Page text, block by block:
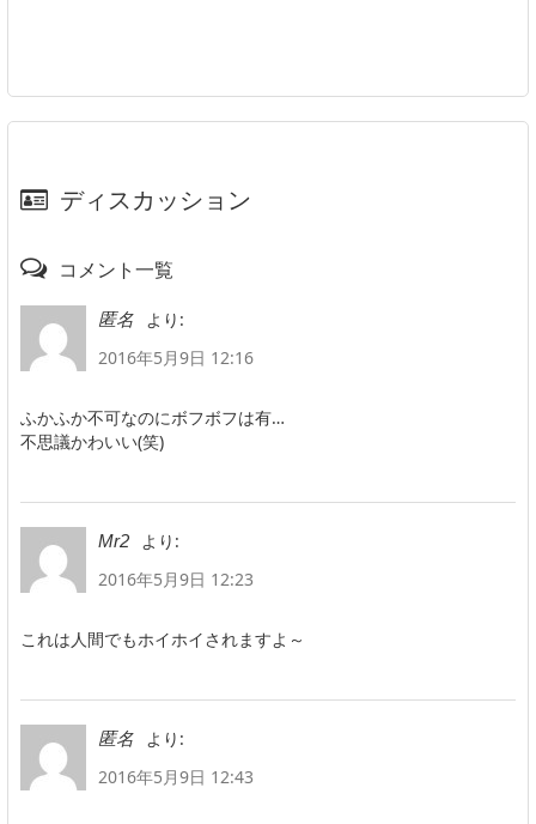
ディスカッション
コメント一覧
匿名
より:
2016年5月9日 12:16
ふかふか不可なのにボフボフは有…
不思議かわいい(笑)
Mr2
より:
2016年5月9日 12:23
これは人間でもホイホイされますよ～
匿名
より:
2016年5月9日 12:43